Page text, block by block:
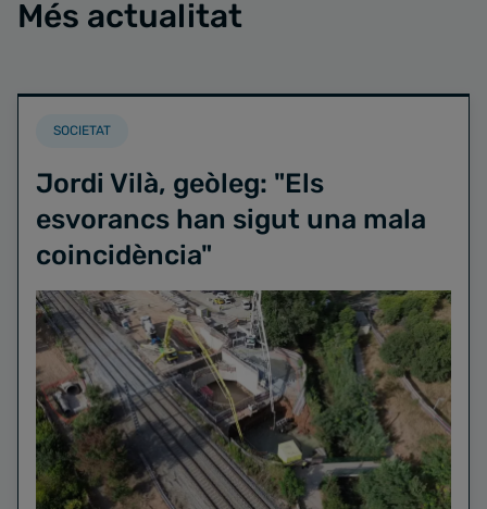
Més actualitat
SOCIETAT
Jordi Vilà, geòleg: "Els
esvorancs han sigut una mala
coincidència"